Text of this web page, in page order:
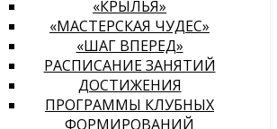
«КРЫЛЬЯ»
«МАСТЕРСКАЯ ЧУДЕС»
«ШАГ ВПЕРЕД»
РАСПИСАНИЕ ЗАНЯТИЙ
ДОСТИЖЕНИЯ
ПРОГРАММЫ КЛУБНЫХ
ФОРМИРОВАНИЙ